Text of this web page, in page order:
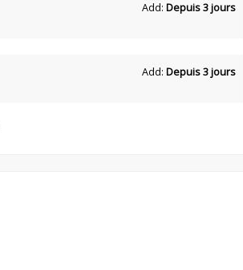
Add: Depuis 3 jours
Add: Depuis 3 jours